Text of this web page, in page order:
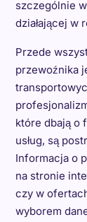
szczególnie
działającej w
Przede
przewoźnika
które dbają o
usług, są
Informacja o
na stronie
czy w
wyborem